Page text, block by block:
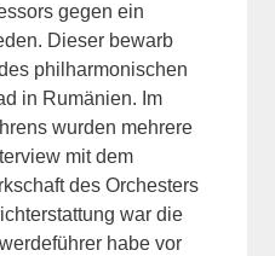
gegen ein
Dieser bewarb
philharmonischen
in Rumänien. Im
wurden mehrere
mit dem
des Orchesters
war die
habe vor